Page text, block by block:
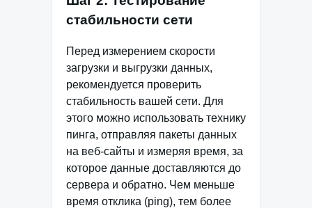
стабильности сети
Перед измерением скорости
загрузки и выгрузки данных,
рекомендуется проверить
стабильность вашей сети. Для
этого можно использовать технику
пинга, отправляя пакеты данных
на веб-сайты и измеряя время, за
которое данные доставляются до
сервера и обратно. Чем меньше
время отклика (ping), тем более